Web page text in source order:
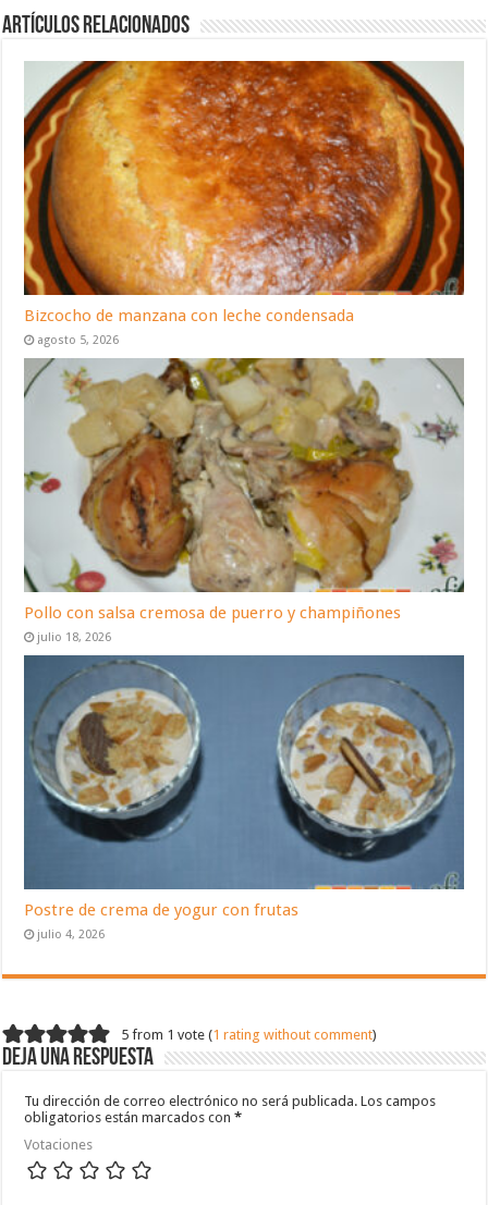
Artículos relacionados
Bizcocho de manzana con leche condensada
agosto 5, 2026
Pollo con salsa cremosa de puerro y champiñones
julio 18, 2026
Postre de crema de yogur con frutas
julio 4, 2026
5 from 1 vote (1 rating without comment)
Deja una respuesta
Tu dirección de correo electrónico no será publicada. Los campos
obligatorios están marcados con*
Votaciones